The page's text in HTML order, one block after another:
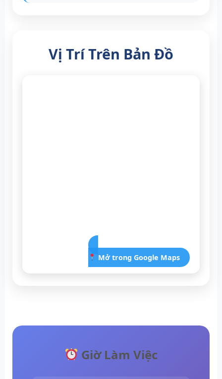
Vị Trí Trên Bản Đồ
Mở trong Google Maps
Giờ Làm Việc